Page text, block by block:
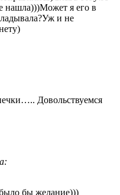
нашла)))Может я его в
и не
Довольствуемся
:
бы желание)))